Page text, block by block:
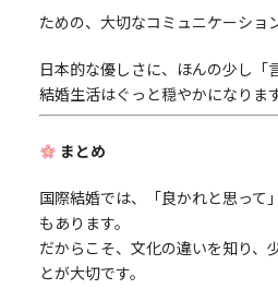
ための、大切なコミュニケーショ
日本的な優しさに、ほんの少し「
結婚生活はぐっと穏やかになりま
まとめ
国際結婚では、「良かれと思って
もあります。
だからこそ、文化の違いを知り、
とが大切です。